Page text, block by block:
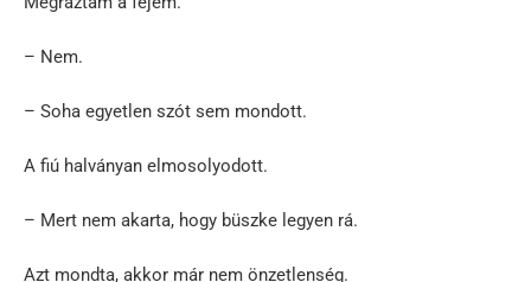
– Nem.
– Soha egyetlen szót sem mondott.
A fiú halványan elmosolyodott.
– Mert nem akarta, hogy büszke legyen rá.
Azt mondta, akkor már nem önzetlenség.